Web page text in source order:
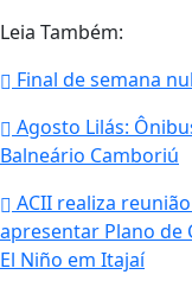
Leia Também:
Final de semana
Agosto Lilás:
Balneário Camboriú
ACII realiza
apresentar Plano de
El Niño em Itajaí